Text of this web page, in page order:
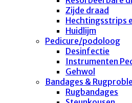
Zijde draad
Hechtingsstrips
Huidlijm
Pedicure/podoloog
Desinfectie
Instrumenten
Gehwol
Bandages &
Rugbandages